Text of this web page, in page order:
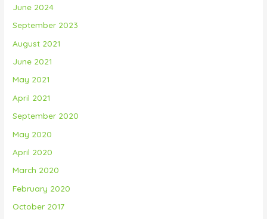
June 2024
September 2023
August 2021
June 2021
May 2021
April 2021
September 2020
May 2020
April 2020
March 2020
February 2020
October 2017